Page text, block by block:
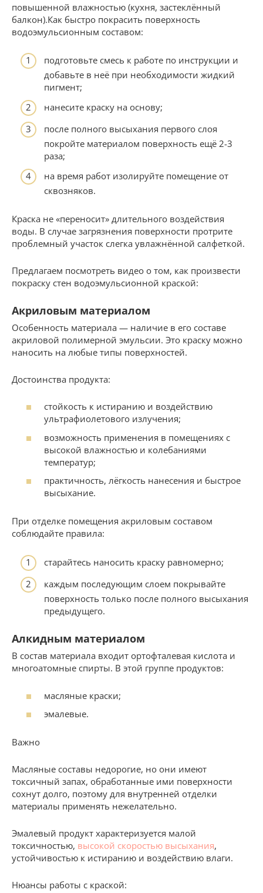
повышенной влажностью (кухня, застеклённый
балкон).Как быстро покрасить поверхность
водоэмульсионным составом:
подготовьте смесь к работе по инструкции и
добавьте в неё при необходимости жидкий
пигмент;
нанесите краску на основу;
после полного высыхания первого слоя
покройте материалом поверхность ещё 2-3
раза;
на время работ изолируйте помещение от
сквозняков.
Краска не «переносит» длительного воздействия
воды. В случае загрязнения поверхности протрите
проблемный участок слегка увлажнённой салфеткой.
Предлагаем посмотреть видео о том, как произвести
покраску стен водоэмульсионной краской:
Акриловым материалом
Особенность материала — наличие в его составе
акриловой полимерной эмульсии. Это краску можно
наносить на любые типы поверхностей.
Достоинства продукта:
стойкость к истиранию и воздействию
ультрафиолетового излучения;
возможность применения в помещениях с
высокой влажностью и колебаниями
температур;
практичность, лёгкость нанесения и быстрое
высыхание.
При отделке помещения акриловым составом
соблюдайте правила:
старайтесь наносить краску равномерно;
каждым последующим слоем покрывайте
поверхность только после полного высыхания
предыдущего.
Алкидным материалом
В состав материала входит ортофталевая кислота и
многоатомные спирты. В этой группе продуктов:
масляные краски;
эмалевые.
Важно
Масляные составы недорогие, но они имеют
токсичный запах, обработанные ими поверхности
сохнут долго, поэтому для внутренней отделки
материалы применять нежелательно.
Эмалевый продукт характеризуется малой
токсичностью, высокой скоростью высыхания,
устойчивостью к истиранию и воздействию влаги.
Нюансы работы с краской: